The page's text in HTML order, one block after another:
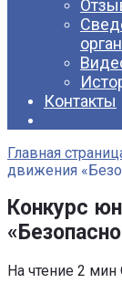
Контакты
Главная
движения
Конкурс
На чтение 2 мин